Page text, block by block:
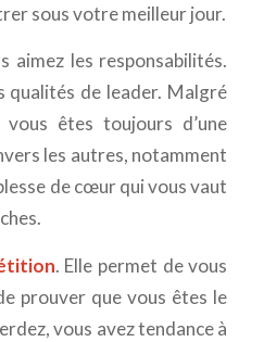
sous votre meilleur jour.
aimez les responsabilités.
de leader. Malgré
êtes toujours d’une
les autres, notamment
de cœur qui vous vaut
. Elle permet de vous
prouver que vous êtes le
vous avez tendance à